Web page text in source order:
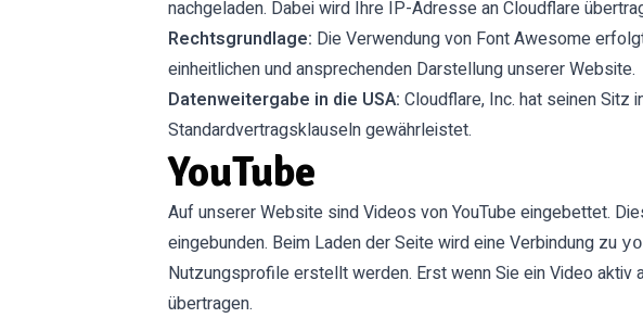
nachgeladen. Dabei wird Ihre IP-Adresse an Cloudflare
Rechtsgrundlage: Die Verwendung von Font Awesome
einheitlichen und ansprechenden Darstellung unserer Website.
Datenweitergabe in die USA: Cloudflare, Inc. hat seinen Sitz
Standardvertragsklauseln gewährleistet.
YouTube
Auf unserer Website sind Videos von YouTube eingebettet.
eingebunden. Beim Laden der Seite wird eine Verbindung zu
Nutzungsprofile erstellt werden. Erst wenn Sie ein Video
übertragen.